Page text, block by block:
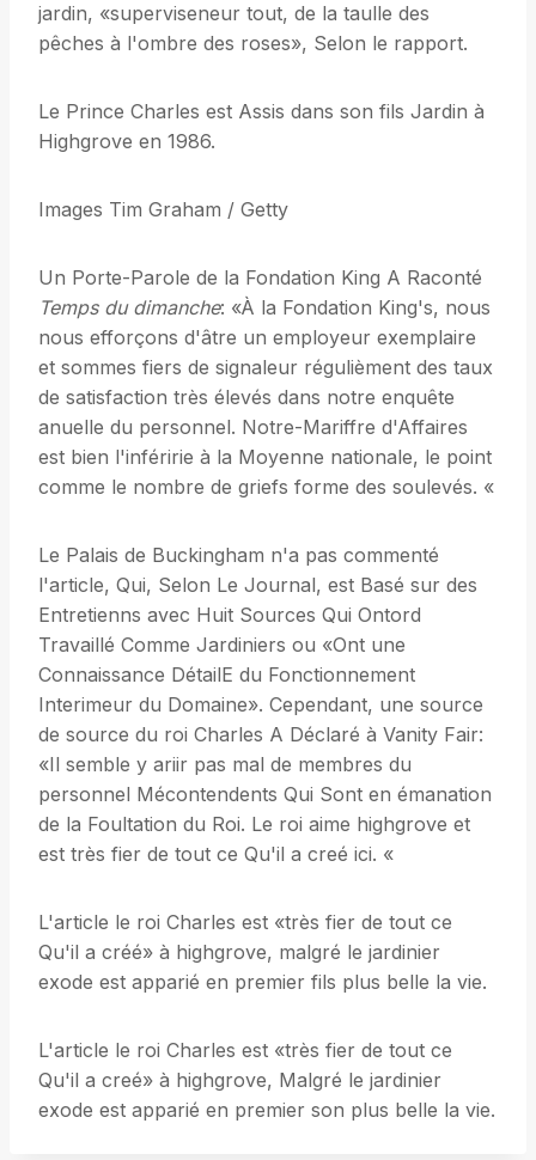
jardin, «superviseneur tout, de la taulle des
pêches à l'ombre des roses», Selon le rapport.
Le Prince Charles est Assis dans son fils Jardin à
Highgrove en 1986.
Images Tim Graham / Getty
Un Porte-Parole de la Fondation King A Raconté
Temps du dimanche: «À la Fondation King's, nous
nous efforçons d'âtre un employeur exemplaire
et sommes fiers de signaleur régulièment des taux
de satisfaction très élevés dans notre enquête
anuelle du personnel. Notre-Mariffre d'Affaires
est bien l'inféririe à la Moyenne nationale, le point
comme le nombre de griefs forme des soulevés. «
Le Palais de Buckingham n'a pas commenté
l'article, Qui, Selon Le Journal, est Basé sur des
Entretienns avec Huit Sources Qui Ontord
Travaillé Comme Jardiniers ou «Ont une
Connaissance DétailE du Fonctionnement
Interimeur du Domaine». Cependant, une source
de source du roi Charles A Déclaré à Vanity Fair:
«Il semble y ariir pas mal de membres du
personnel Mécontendents Qui Sont en émanation
de la Foultation du Roi. Le roi aime highgrove et
est très fier de tout ce Qu'il a creé ici. «
L'article le roi Charles est «très fier de tout ce
Qu'il a créé» à highgrove, malgré le jardinier
exode est apparié en premier fils plus belle la vie.
L'article le roi Charles est «très fier de tout ce
Qu'il a creé» à highgrove, Malgré le jardinier
exode est apparié en premier son plus belle la vie.